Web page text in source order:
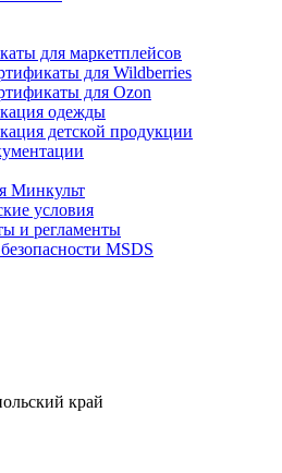
для маркетплейсов
для Wildberries
для Ozon
одежды
детской продукции
Минкульт
условия
и регламенты
MSDS
край